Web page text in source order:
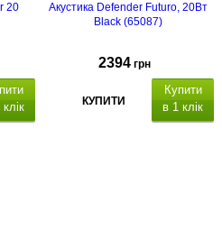
20
Акустика Defender Futuro, 20Вт
Black (65087)
2394 грн
КУПИТИ
Купити
в 1 клік